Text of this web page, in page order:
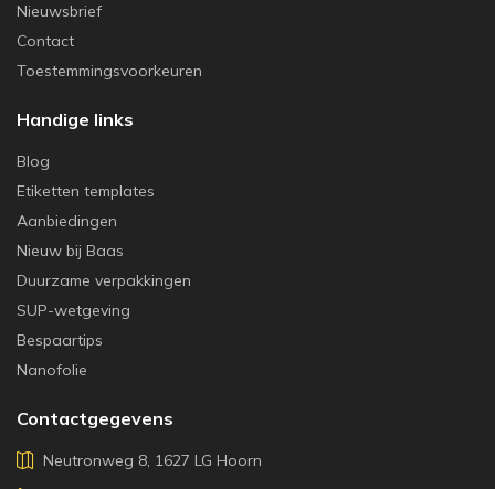
Nieuwsbrief
Contact
Toestemmingsvoorkeuren
Handige links
Blog
Etiketten templates
Aanbiedingen
Nieuw bij Baas
Duurzame verpakkingen
SUP-wetgeving
Bespaartips
Nanofolie
Contactgegevens
Neutronweg 8, 1627 LG Hoorn